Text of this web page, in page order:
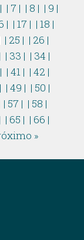
| 7 | | 8 | | 9 |
| | 17 | | 18 |
| 25 | | 26 |
| 33 | | 34 |
| 41 | | 42 |
| 49 | | 50 |
| 57 | | 58 |
| 65 | | 66 |
»